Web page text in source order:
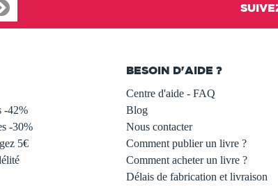
-42%
-30%
5€
BESOIN D'AIDE ?
Centre d'aide - FAQ
Blog
Nous contacter
Comment publier un livre ?
Comment acheter un livre ?
Délais de fabrication et livraison